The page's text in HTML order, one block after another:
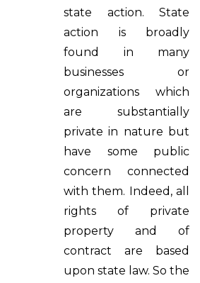
state action. State
action is broadly
found in many
businesses or
organizations which
are substantially
private in nature but
have some public
concern connected
with them. Indeed, all
rights of private
property and of
contract are based
upon state law. So the